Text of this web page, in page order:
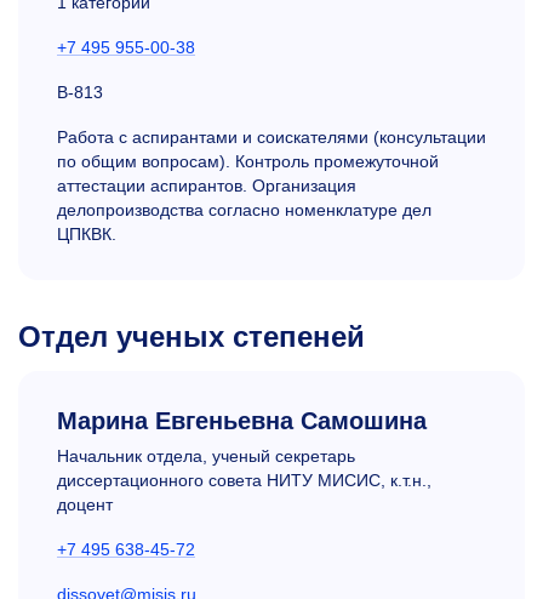
+7 495 955-00-38
В-813
Работа с аспирантами и соискателями (консультации
по общим вопросам). Контроль промежуточной
аттестации аспирантов. Организация
делопроизводства согласно номенклатуре дел
ЦПКВК.
Отдел ученых степеней
Марина Евгеньевна Самошина
Начальник отдела, ученый секретарь
диссертационного совета НИТУ МИСИС, к.т.н.,
доцент
+7 495 638-45-72
dissovet@misis.ru